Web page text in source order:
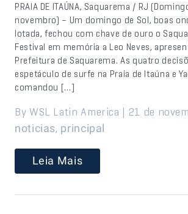
PRAIA DE ITAÚNA, Saquarema / RJ
novembro) – Um domingo de Sol, boas
lotada, fechou com chave de ouro o
Festival em memória a Leo Neves,
Prefeitura de Saquarema. As quatro
espetáculo de surfe na Praia de Itaúna e
comandou […]
By WSL Latin America | 21 de
noticias, principal
Leia Mais